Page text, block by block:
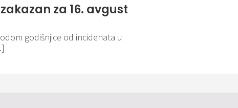
za 16. avgust
godišnjice od incidenata u